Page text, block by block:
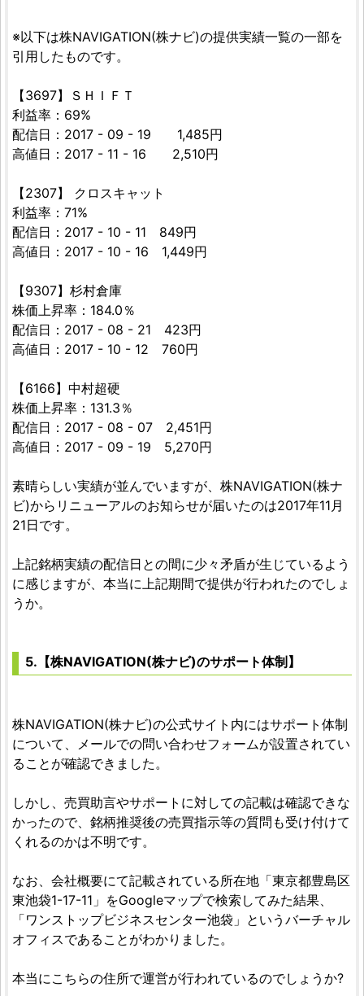
※以下は株NAVIGATION(株ナビ)の提供実績一覧の一部を
引用したものです。
【3697】ＳＨＩＦＴ
利益率：69%
配信日：2017 - 09 - 19 1,485円
高値日：2017 - 11 - 16 2,510円
【2307】 クロスキャット
利益率：71%
配信日：2017 - 10 - 11 849円
高値日：2017 - 10 - 16 1,449円
【9307】杉村倉庫
株価上昇率：184.0％
配信日：2017 - 08 - 21 423円
高値日：2017 - 10 - 12 760円
【6166】中村超硬
株価上昇率：131.3％
配信日：2017 - 08 - 07 2,451円
高値日：2017 - 09 - 19 5,270円
素晴らしい実績が並んでいますが、株NAVIGATION(株ナ
ビ)からリニューアルのお知らせが届いたのは2017年11月
21日です。
上記銘柄実績の配信日との間に少々矛盾が生じているよう
に感じますが、本当に上記期間で提供が行われたのでしょ
うか。
5.【株NAVIGATION(株ナビ)のサポート体制】
株NAVIGATION(株ナビ)の公式サイト内にはサポート体制
について、メールでの問い合わせフォームが設置されてい
ることが確認できました。
しかし、売買助言やサポートに対しての記載は確認できな
かったので、銘柄推奨後の売買指示等の質問も受け付けて
くれるのかは不明です。
なお、会社概要にて記載されている所在地「東京都豊島区
東池袋1-17-11」をGoogleマップで検索してみた結果、
「ワンストップビジネスセンター池袋」というバーチャル
オフィスであることがわかりました。
本当にこちらの住所で運営が行われているのでしょうか?